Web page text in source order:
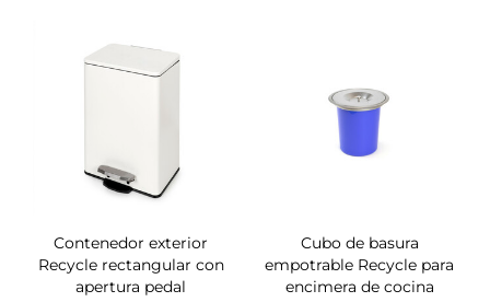
Contenedor exterior
Recycle rectangular con
apertura pedal
Cubo de basura
empotrable Recycle para
encimera de cocina